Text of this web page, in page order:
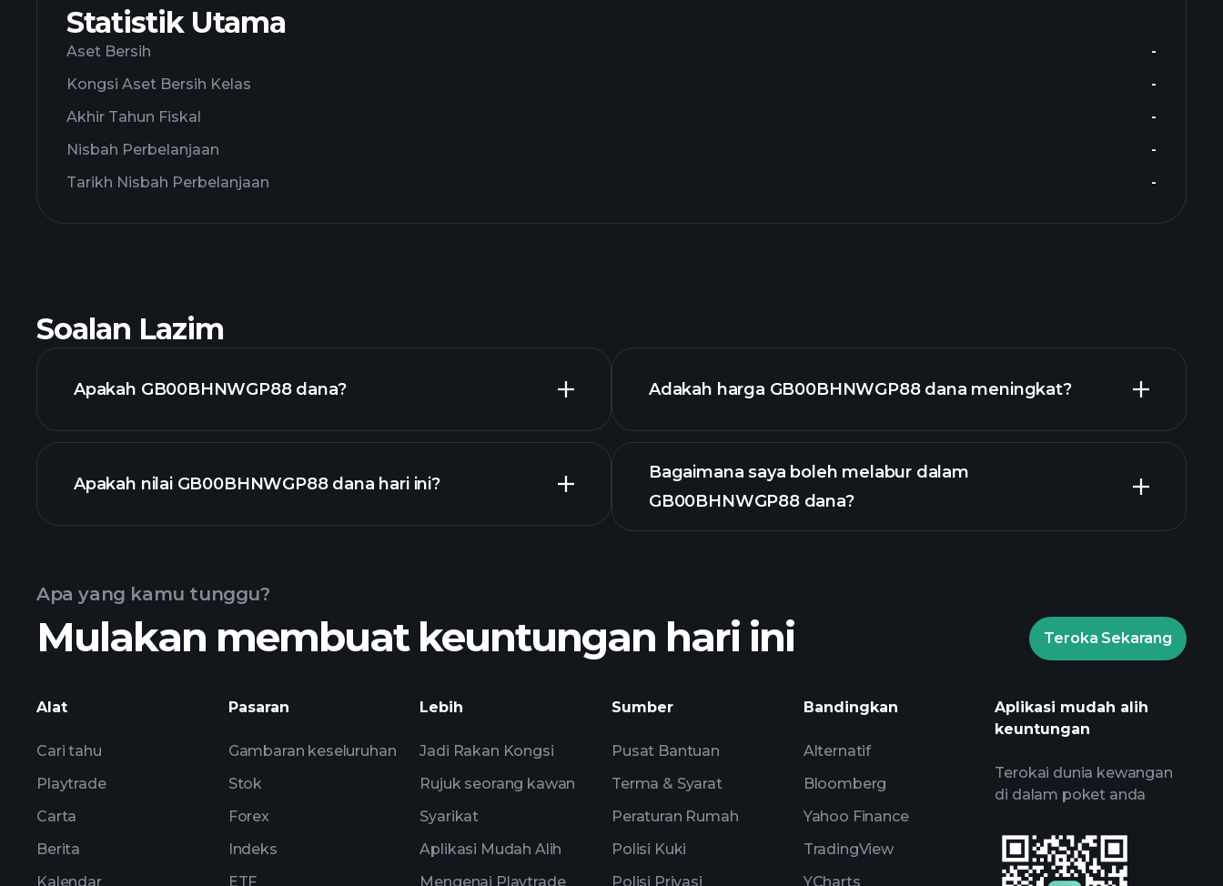
Statistik Utama
Aset Bersih
-
Kongsi Aset Bersih Kelas
-
Akhir Tahun Fiskal
-
Nisbah Perbelanjaan
-
Tarikh Nisbah Perbelanjaan
-
Soalan Lazim
Apakah GB00BHNWGP88 dana?
Apakah nilai GB00BHNWGP88 dana hari ini?
grafik lanjutan
Adakah harga GB00BHNWGP88 dana meningkat?
Bagaimana saya boleh melabur dalam
GB00BHNWGP88 dana?
Apa yang kamu tunggu?
Mulakan membuat keuntungan hari ini Teroka Sekarang
Alat
Cari tahu
Playtrade
Carta
Berita
Kalendar
Pasaran
Gambaran keseluruhan
Stok
Forex
Indeks
ETF
Lebih
Jadi Rakan Kongsi
Rujuk seorang kawan
Syarikat
Aplikasi Mudah Alih
Mengenai Playtrade
Sumber
Pusat Bantuan
Terma & Syarat
Peraturan Rumah
Polisi Kuki
Polisi Privasi
Bandingkan
Alternatif
Bloomberg
Yahoo Finance
TradingView
YCharts
Aplikasi mudah alih
keuntungan
Terokai dunia kewangan
di dalam poket anda